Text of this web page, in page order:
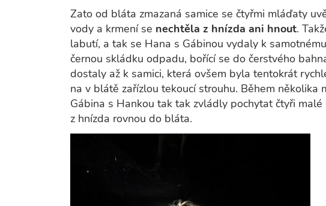
Zato od bláta zmazaná samice se čtyřmi mláďaty
vody a krmení se nechtěla z hnízda ani hnout.
labutí, a tak se Hana s Gábinou vydaly k
černou skládku odpadu, bořící se do čerstvého
dostaly až k samici, která ovšem byla tentokrát
na v blátě zařízlou tekoucí strouhu. Během
Gábina s Hankou tak tak zvládly pochytat čtyři
z hnízda rovnou do bláta.